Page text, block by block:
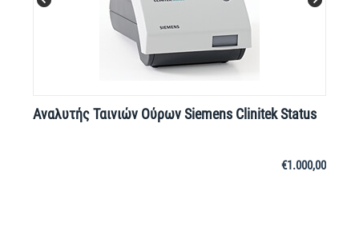
Αναλυτής Ταινιών Ούρων Siemens Clinitek Status
€1.000,00